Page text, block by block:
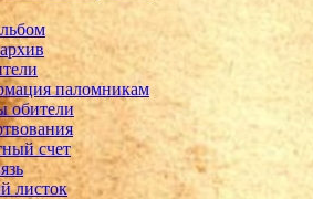
паломникам
обители
счет
листок